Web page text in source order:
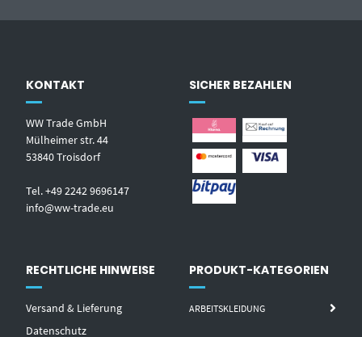
KONTAKT
WW Trade GmbH
Mülheimer str. 44
53840 Troisdorf
Tel. +49 2242 9696147
info@ww-trade.eu
SICHER BEZAHLEN
RECHTLICHE HINWEISE
Versand & Lieferung
Datenschutz
PRODUKT-KATEGORIEN
ARBEITSKLEIDUNG